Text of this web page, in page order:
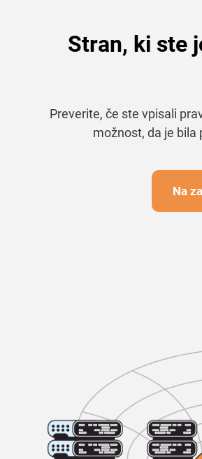
Stran, ki ste
Preverite, če ste vpisali
možnost, da je bila
Na